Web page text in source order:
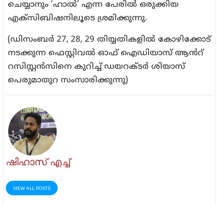
ചെയ്യാനും ‘ഹാൽ’ എന്ന പേരിൽ ഒരുക്കിയ
എക്സിബിഷനിലൂടെ ശ്രമിക്കുന്നു.
(ഡിസംബർ 27, 28, 29 തിയ്യതികളിൽ കോഴിക്കോട്
നടക്കുന്ന ഫെസ്റ്റിവൽ ഓഫ് ഐഡിയാസ് ആൻറ്
റസിസ്റ്റൻസിനെ കുറിച്ച് ഡയറക്ടർ ശിയാസ്
പെരുമാതുറ സംസാരിക്കുന്നു)
ഷിഹാസ് എച്ച്
VIEW ALL POSTS